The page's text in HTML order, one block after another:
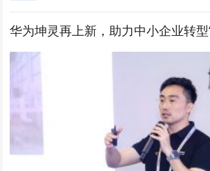
华为坤灵再上新，助力中小企业转型